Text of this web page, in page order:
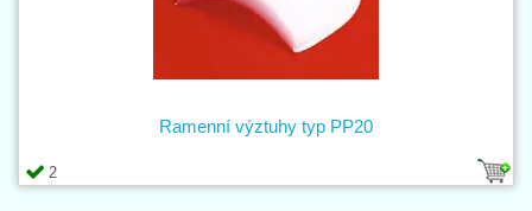
2
Ramenní výztuhy typ PP20